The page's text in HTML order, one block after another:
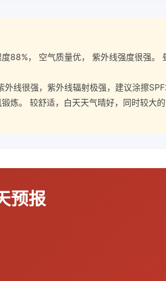
， 空气质量优， 紫外线强度很强
线很强，紫外线辐射极强，建议涂擦
炼。 较舒适，白天天气晴好，同时较
预报